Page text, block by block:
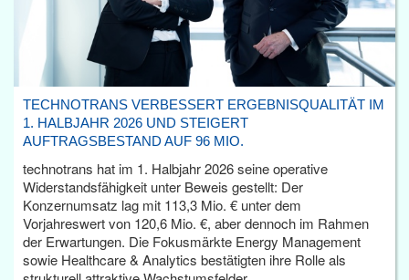
TECHNOTRANS VERBESSERT ERGEBNISQUALITÄT IM
1. HALBJAHR 2026 UND STEIGERT
AUFTRAGSBESTAND AUF 96 MIO.
technotrans hat im 1. Halbjahr 2026 seine operative
Widerstandsfähigkeit unter Beweis gestellt: Der
Konzernumsatz lag mit 113,3 Mio. € unter dem
Vorjahreswert von 120,6 Mio. €, aber dennoch im Rahmen
der Erwartungen. Die Fokusmärkte Energy Management
sowie Healthcare & Analytics bestätigten ihre Rolle als